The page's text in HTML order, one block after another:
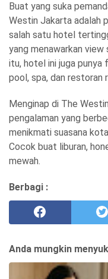
Buat yang suka
Westin Jakarta adalah
salah satu hotel
yang menawarkan
itu, hotel ini juga
pool, spa, dan
Menginap di The
pengalaman yang
menikmati suasana
Cocok buat liburan,
mewah.
Berbagi :
Anda mungkin